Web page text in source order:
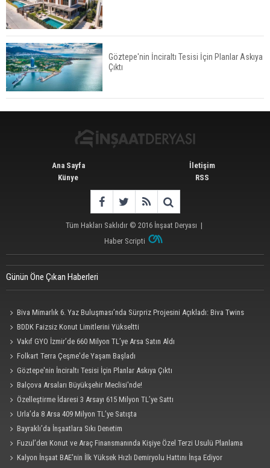
İkinci El Konut Fiyatları İspanya'da Bir Yılda
Yüzde 16,2 Arttı
Konut Satışları Güçlü Seyrini Korudu Yabancıya
Satış Geriledi
Göztepe'nin İnciraltı Tesisi İçin Planlar Askıya
Çıktı
Ana Sayfa
Künye
İletişim
RSS
Tüm Hakları Saklıdır © 2016 İnşaat Deryası |
Haber Scripti
Günün Öne Çıkan Haberleri
Biva Mimarlık 6. Yaz Buluşması’nda Sürpriz Projesini Açıkladı: Biva Twins
BDDK Faizsiz Konut Limitlerini Yükseltti
Vakıf GYO İzmir’de 660 Milyon TL’ye Arsa Satın Aldı
Folkart Terra Çeşme'de Yaşam Başladı
Göztepe'nin İnciraltı Tesisi İçin Planlar Askıya Çıktı
Balçova Arsaları Büyükşehir Meclisi'nde!
Özelleştirme İdaresi 3 Arsayı 615 Milyon TL’ye Sattı
Urla’da 8 Arsa 409 Milyon TL’ye Satışta
Bayraklı’da İnşaatlara Sıkı Denetim
Fuzul’den Konut ve Araç Finansmanında Kişiye Özel Terzi Usulü Planlama
Kalyon İnşaat BAE'nin İlk Yüksek Hızlı Demiryolu Hattını İnşa Ediyor